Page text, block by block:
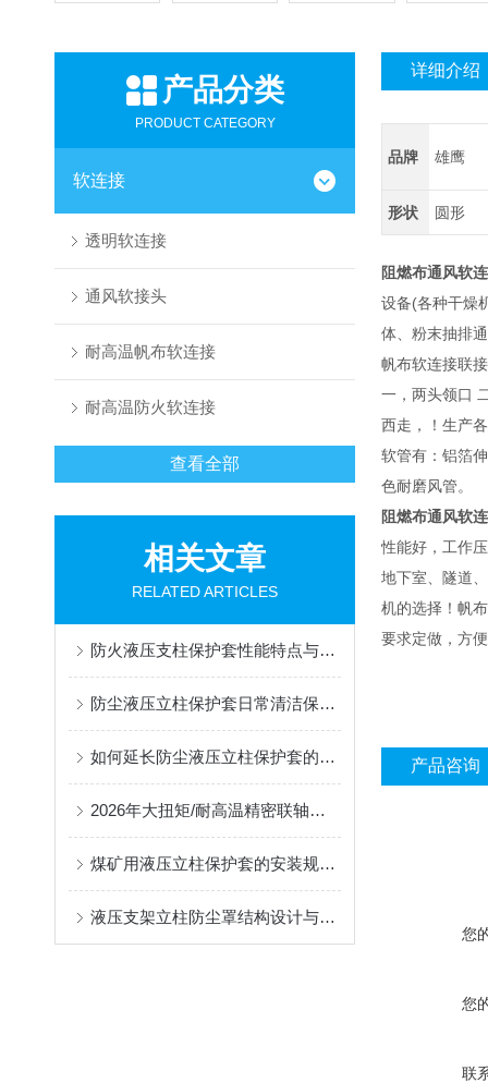
产品分类
PRODUCT CATEGORY
软连接
透明软连接
通风软接头
耐高温帆布软连接
耐高温防火软连接
查看全部
相关文章
RELATED ARTICLES
防火液压支柱保护套性能特点与阻燃防护应用
防尘液压立柱保护套日常清洁保养与更换规范
如何延长防尘液压立柱保护套的使用寿命？
2026年大扭矩/耐高温精密联轴器定制找哪家？能实现精准定制的优质厂家盘点
煤矿用液压立柱保护套的安装规范与使用寿命提升方案
液压支架立柱防尘罩结构设计与密封防护原理
详细介绍
品牌 雄鹰
形状 圆形
阻燃布通风软
设备(各种干燥
体、粉末抽排
帆布软连接联
一，两头领口
西走，！生产
软管有：铝箔
色耐磨风管。
阻燃布通风软
性能好，工作
地下室、隧道
机的选择！帆
要求定做，方
产品咨询
您
您
联